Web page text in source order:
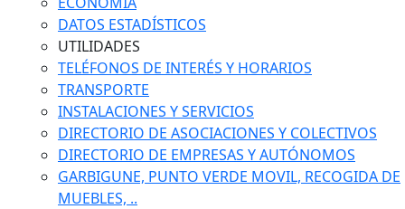
DATOS ESTADÍSTICOS
UTILIDADES
TELÉFONOS DE INTERÉS Y HORARIOS
TRANSPORTE
INSTALACIONES Y SERVICIOS
DIRECTORIO DE ASOCIACIONES Y COLECTIVOS
DIRECTORIO DE EMPRESAS Y AUTÓNOMOS
GARBIGUNE, PUNTO VERDE MOVIL, RECOGIDA DE
MUEBLES, ..